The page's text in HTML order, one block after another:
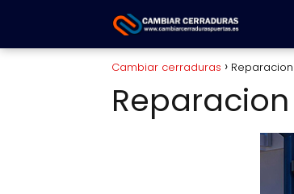
Cambiar cerraduras